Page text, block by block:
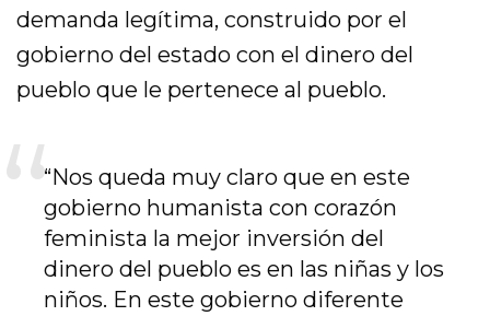
demanda legítima, construido por el
gobierno del estado con el dinero del
pueblo que le pertenece al pueblo.
“Nos queda muy claro que en este
gobierno humanista con corazón
feminista la mejor inversión del
dinero del pueblo es en las niñas y los
niños. En este gobierno diferente